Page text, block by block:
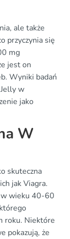
ale także
przyczynia się
mg
jest on
Wyniki badań
w
jako
W
skuteczna
jak Viagra.
w wieku 40-60
roku. Niektóre
pokazują, że